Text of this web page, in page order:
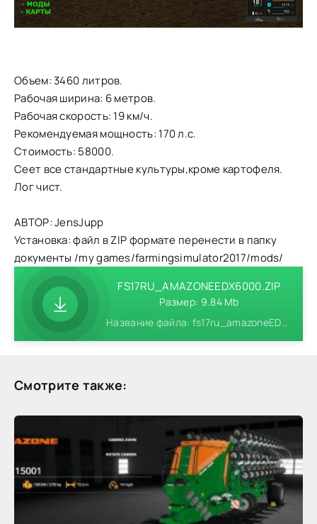
Объем: 3460 литров.
Рабочая ширина: 6 метров.
Рабочая скорость: 19 км/ч.
Рекомендуемая мощность: 170 л.с.
Стоимость: 58000.
Сеет все стандартные культуры,кроме картофеля.
Лог чист.
АВТОР: JensJupp
Установка: файл в ZIP формате перенести в папку
документы /my games/farmingsimulator2017/mods/
FS17RU_AMAZONEEDX6000.ZIP
Размер: 9.84 Mb
Название файла: fs17ru_amazoneEDX6000.zip
Смотрите также: